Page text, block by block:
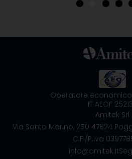
Operatore
IT AEOF
Amitek Srl
Via Santo Marino, 250 47824
C.F./P.Iva
info@amitek.it